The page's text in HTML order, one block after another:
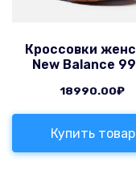
Кроссовки
New Balance
18990.00₽
Купить товар